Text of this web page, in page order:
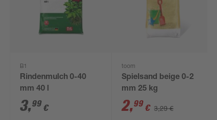
B1
Rindenmulch 0-40
mm 40 l
3,99 €
toom
Spielsand beige 0-2
mm 25 kg
2,99 € 3,29 €